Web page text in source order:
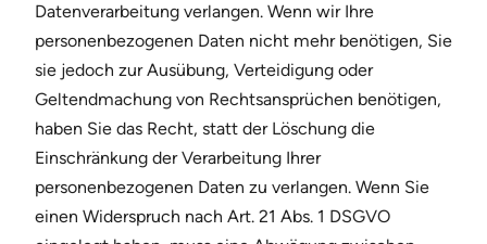
Datenverarbeitung verlangen. Wenn wir Ihre
personenbezogenen Daten nicht mehr benötigen, Sie
sie jedoch zur Ausübung, Verteidigung oder
Geltendmachung von Rechtsansprüchen benötigen,
haben Sie das Recht, statt der Löschung die
Einschränkung der Verarbeitung Ihrer
personenbezogenen Daten zu verlangen. Wenn Sie
einen Widerspruch nach Art. 21 Abs. 1 DSGVO